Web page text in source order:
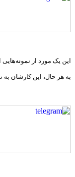
این یک مورد از
به هر حال، این کارشان